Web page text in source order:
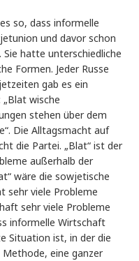
so, dass informelle
und davor schon
hatte unterschiedliche
Formen. Jeder Russe
gab es ein
wische
stehen über dem
Die Alltagsmacht auf
die Partei. „Blat“ ist der
außerhalb der
wäre die sowjetische
sehr viele Probleme
sehr viele Probleme
informelle Wirtschaft
Situation ist, in der die
Methode, eine ganzer